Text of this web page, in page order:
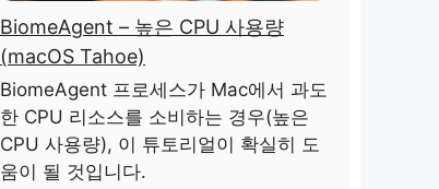
BiomeAgent – ​​높은 CPU 사용량
(macOS Tahoe)
BiomeAgent 프로세스가 Mac에서 과도
한 CPU 리소스를 소비하는 경우(높은
CPU 사용량), 이 튜토리얼이 확실히 도
움이 될 것입니다.